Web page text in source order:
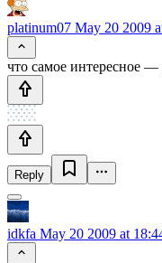
platinum07 May 20 2009
что самое интересное —
Reply
idkfa May 20 2009 at